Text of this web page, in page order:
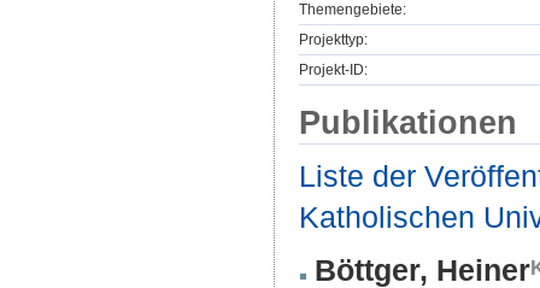
Themengebiete:
Projekttyp:
Projekt-ID:
Publikationen
Liste der
Katholischen
Böttger, Heiner